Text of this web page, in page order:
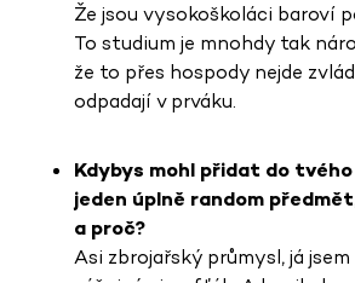
Že jsou vysokoškoláci baroví
To studium je mnohdy tak
že to přes hospody nejde
odpadají v prváku.
Kdybys mohl přidat do
jeden úplně random
a proč?
Asi zbrojařský průmysl, já